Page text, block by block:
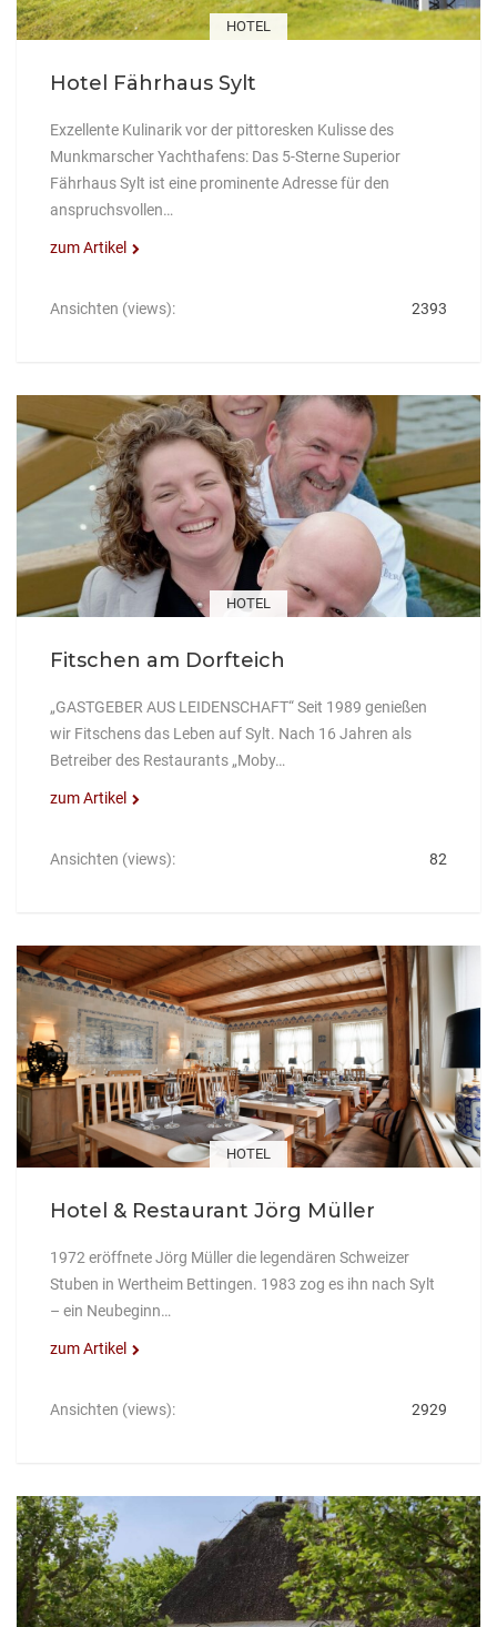
HOTEL
Hotel Fährhaus Sylt
Exzellente Kulinarik vor der pittoresken Kulisse des
Munkmarscher Yachthafens: Das 5-Sterne Superior
Fährhaus Sylt ist eine prominente Adresse für den
anspruchsvollen…
zum Artikel
Ansichten (views): 2393
HOTEL
Fitschen am Dorfteich
„GASTGEBER AUS LEIDENSCHAFT“ Seit 1989 genießen
wir Fitschens das Leben auf Sylt. Nach 16 Jahren als
Betreiber des Restaurants „Moby…
zum Artikel
Ansichten (views): 82
HOTEL
Hotel & Restaurant Jörg Müller
1972 eröffnete Jörg Müller die legendären Schweizer
Stuben in Wertheim Bettingen. 1983 zog es ihn nach Sylt
– ein Neubeginn…
zum Artikel
Ansichten (views): 2929